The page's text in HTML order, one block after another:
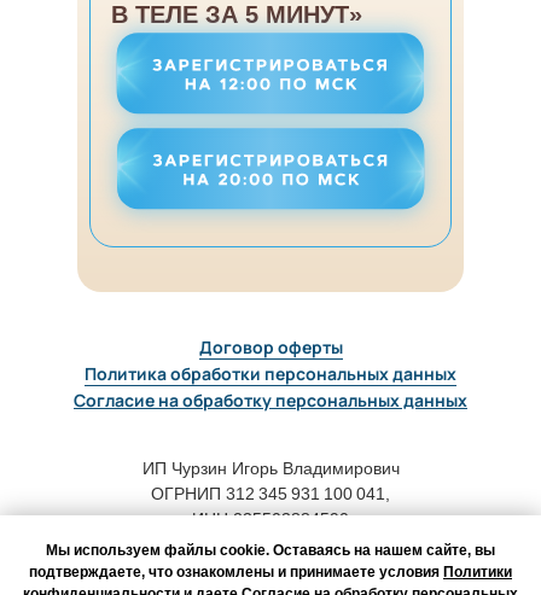
В ТЕЛЕ ЗА 5 МИНУТ»
ИП Чурзин Игорь Владимирович
ОГРНИП 312 345 931 100 041,
ИНН 235503884590
Адрес для корреспонденции:
Согласие на обработку персональных данных
Политика обработки персональных данных
Договор оферты
Мы используем файлы cookie. Оставаясь на нашем сайте, вы
подтверждаете, что ознакомлены и принимаете условия Политики